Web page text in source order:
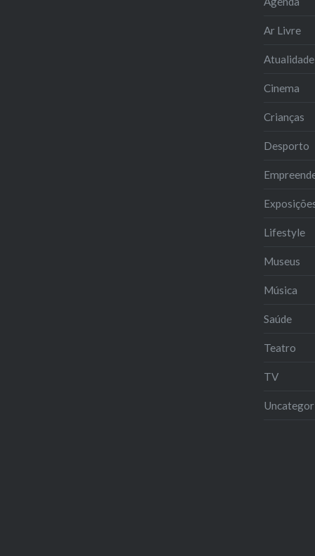
Ar Livre
Cinema
Crianças
Desporto
Lifestyle
Museus
Música
Saúde
Teatro
TV